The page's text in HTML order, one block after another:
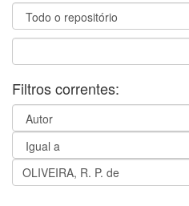
Filtros correntes: